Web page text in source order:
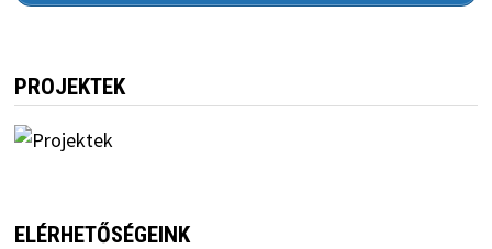
PROJEKTEK
ELÉRHETŐSÉGEINK